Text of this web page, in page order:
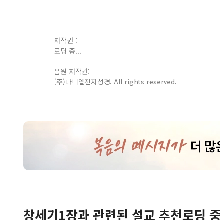
저작권 :
로딩 중...
음원 저작권:
(주)다니엘전자성경. All rights reserved.
창세기1장과 관련된 설교 추천로딩